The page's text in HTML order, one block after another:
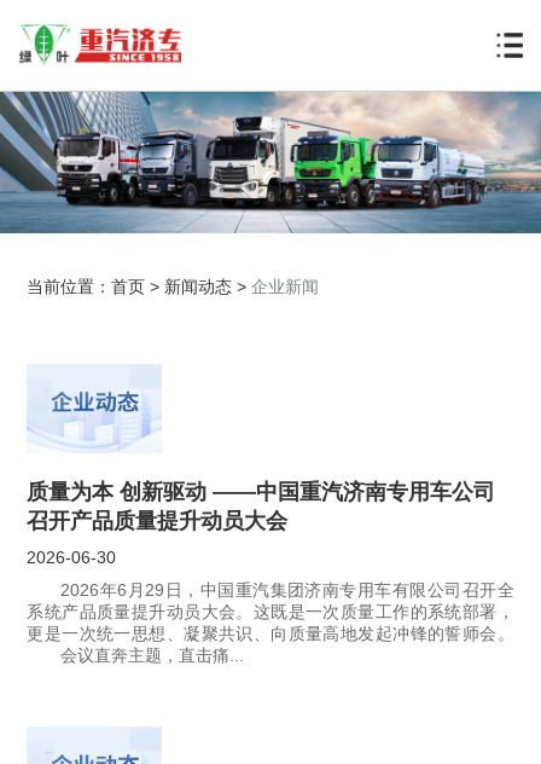
当前位置：首页 > 新闻动态 >企业新闻
质量为本 创新驱动 ——中国重汽济南专用车公司
召开产品质量提升动员大会
2026-06-30
2026年6月29日，中国重汽集团济南专用车有限公司召开全
系统产品质量提升动员大会。这既是一次质量工作的系统部署，
更是一次统一思想、凝聚共识、向质量高地发起冲锋的誓师会。
会议直奔主题，直击痛...